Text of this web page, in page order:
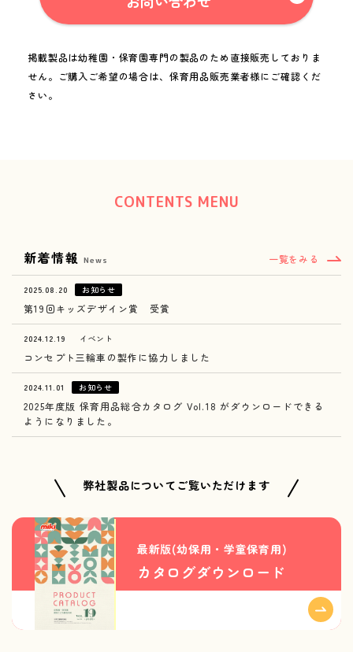
掲載製品は幼稚園・保育園専門の製品のため直接販売しておりま
せん。 ご購入ご希望の場合は、保育用品販売業者様にご確認くだ
さい。
CONTENTS MENU
新着情報 News 一覧をみる
2025.08.20 お知らせ
第19回キッズデザイン賞 受賞
2024.12.19 イベント
コンセプト三輪車の製作に協力しました
2024.11.01 お知らせ
2025年度版 保育用品総合カタログ Vol.18 がダウンロードできる
ようになりました。
弊社製品についてご覧いただけます
最新版(幼保用・学童保育用)
カタログダウンロード